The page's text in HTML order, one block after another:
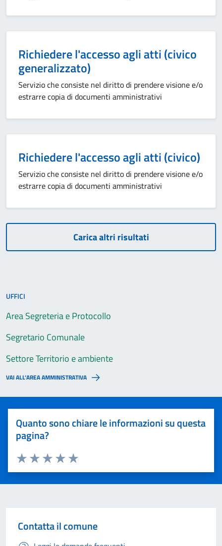
Richiedere l'accesso agli atti (civico
generalizzato)
Servizio che consiste nel diritto di prendere visione e/o
estrarre copia di documenti amministrativi
Richiedere l'accesso agli atti (civico)
Servizio che consiste nel diritto di prendere visione e/o
estrarre copia di documenti amministrativi
Carica altri risultati
UFFICI
Area Segreteria e Protocollo
Segretario Comunale
Settore Territorio e ambiente
VAI ALL’AREA AMMINISTRATIVA
Quanto sono chiare le informazioni su questa
pagina?
Valuta 5 stelle su 5
Valuta 4 stelle su 5
Valuta 3 stelle su 5
Valuta 2 stelle su 5
Valuta 1 stelle su 5
Contatta il comune